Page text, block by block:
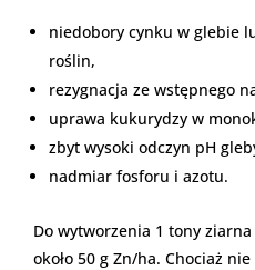
niedobory cynku w glebie
roślin,
rezygnacja ze wstępnego
uprawa kukurydzy w
zbyt wysoki odczyn pH
nadmiar fosforu i azotu.
Do wytworzenia 1 tony
około 50 g Zn/ha. Chociaż